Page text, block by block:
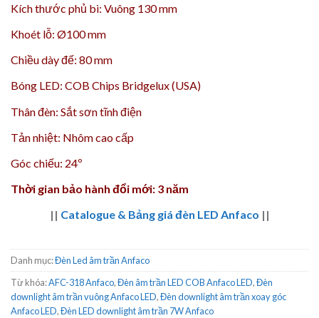
Kích thước phủ bì: Vuông 130 mm
Khoét lỗ: Ø100 mm
Chiều dày đế: 80 mm
Bóng LED: COB Chips Bridgelux (USA)
Thân đèn: Sắt sơn tĩnh điện
Tản nhiệt: Nhôm cao cấp
Góc chiếu: 24º
Thời gian bảo hành đổi mới: 3 năm
|| Catalogue & Bảng giá đèn LED Anfaco ||
Danh mục:Đèn Led âm trần Anfaco
Từ khóa:AFC-318 Anfaco,Đèn âm trần LED COB Anfaco LED,Đèn
downlight âm trần vuông Anfaco LED,Đèn downlight âm trần xoay góc
Anfaco LED,Đèn LED downlight âm trần 7W Anfaco